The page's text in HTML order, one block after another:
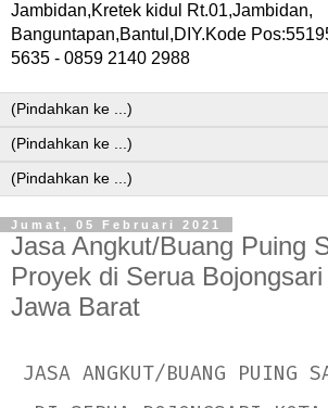
Jambidan,Kretek kidul Rt.01,Jambidan,
Banguntapan,Bantul,DIY.Kode
5635 - 0859 2140 2988
Jumat, 05 Februari 2021
Jasa Angkut/Buang Puing
Proyek di Serua
Jawa Barat
JASA ANGKUT/BUANG PUING